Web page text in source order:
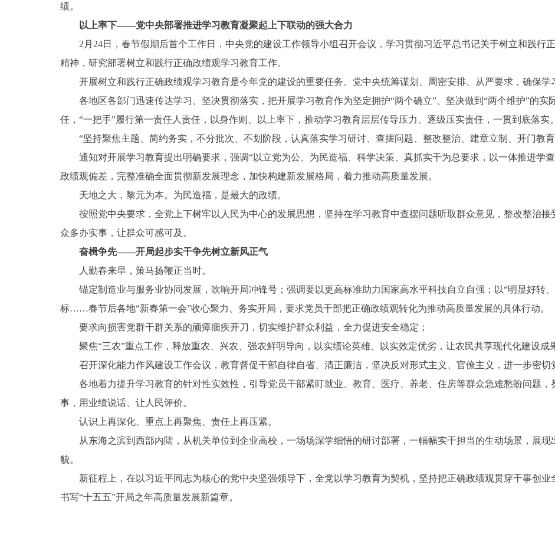
绩。
以上率下——党中央部署推进学习教育凝聚起上下联动的强大合力
2月24日，春节假期后首个工作日，中央党的建设工作领导小组召开会议，学习贯彻习近平总书记关于树立和践行
精神，研究部署树立和践行正确政绩观学习教育工作。
开展树立和践行正确政绩观学习教育是今年党的建设的重要任务。党中央统筹谋划、周密安排、从严要求，确保学
各地区各部门迅速传达学习、坚决贯彻落实，把开展学习教育作为坚定拥护“两个确立”、坚决做到“两个维护”的
任，“一把手”履行第一责任人责任，以身作则、以上率下，推动学习教育层层传导压力、逐级压实责任，一贯到底落实。
“坚持聚焦主题、简约务实，不分批次、不划阶段，认真落实学习研讨、查摆问题、整改整治、建章立制、开门教
通知对开展学习教育提出明确要求，强调“以立党为公、为民造福、科学决策、真抓实干为总要求，以一体推进学
政绩观偏差，完整准确全面贯彻新发展理念，加快构建新发展格局，着力推动高质量发展。
天地之大，黎元为本。为民造福，是最大的政绩。
按照党中央要求，全党上下树牢以人民为中心的发展思想，坚持在学习教育中查摆问题听取群众意见，整改整治
众多办实事，让群众可感可及。
奋楫争先——开局起步实干争先树立新风正气
人勤春来早，策马扬鞭正当时。
锚定制造业与服务业协同发展，吹响开局冲锋号；强调要以更高标准助力国家高水平科技自立自强；以“明显好转
标……春节后各地“新春第一会”收心聚力、务实开局，要求党员干部把正确政绩观转化为推动高质量发展的具体行动。
要求向损害党群干群关系的顽瘴痼疾开刀，切实维护群众利益，全力促进安全稳定；
聚焦“三农”重点工作，释放重农、兴农、强农鲜明导向，以实绩论英雄、以实效定优劣，让农民共享现代化建设成
召开深化能力作风建设工作会议，教育督促干部自律自省、清正廉洁，坚决反对形式主义、官僚主义，进一步密
各地着力提升学习教育的针对性实效性，引导党员干部紧盯就业、教育、医疗、养老、住房等群众急难愁盼问题
事，用业绩说话、让人民评价。
认识上再深化、重点上再聚焦、责任上再压紧。
从东海之滨到西部内陆，从机关单位到企业高校，一场场深学细悟的研讨部署，一幅幅实干担当的生动场景，展
貌。
新征程上，在以习近平同志为核心的党中央坚强领导下，全党以学习教育为契机，坚持把正确政绩观贯穿干事创
书写“十五五”开局之年高质量发展新篇章。